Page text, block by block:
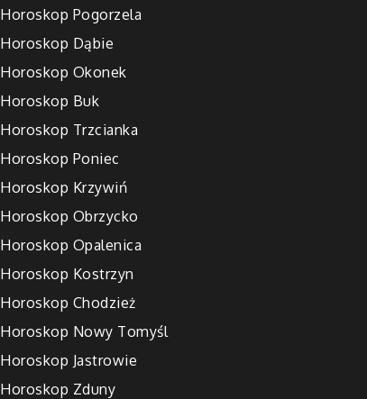
Horoskop Pogorzela
Horoskop Dąbie
Horoskop Okonek
Horoskop Buk
Horoskop Trzcianka
Horoskop Poniec
Horoskop Krzywiń
Horoskop Obrzycko
Horoskop Opalenica
Horoskop Kostrzyn
Horoskop Chodzież
Horoskop Nowy Tomyśl
Horoskop Jastrowie
Horoskop Zduny